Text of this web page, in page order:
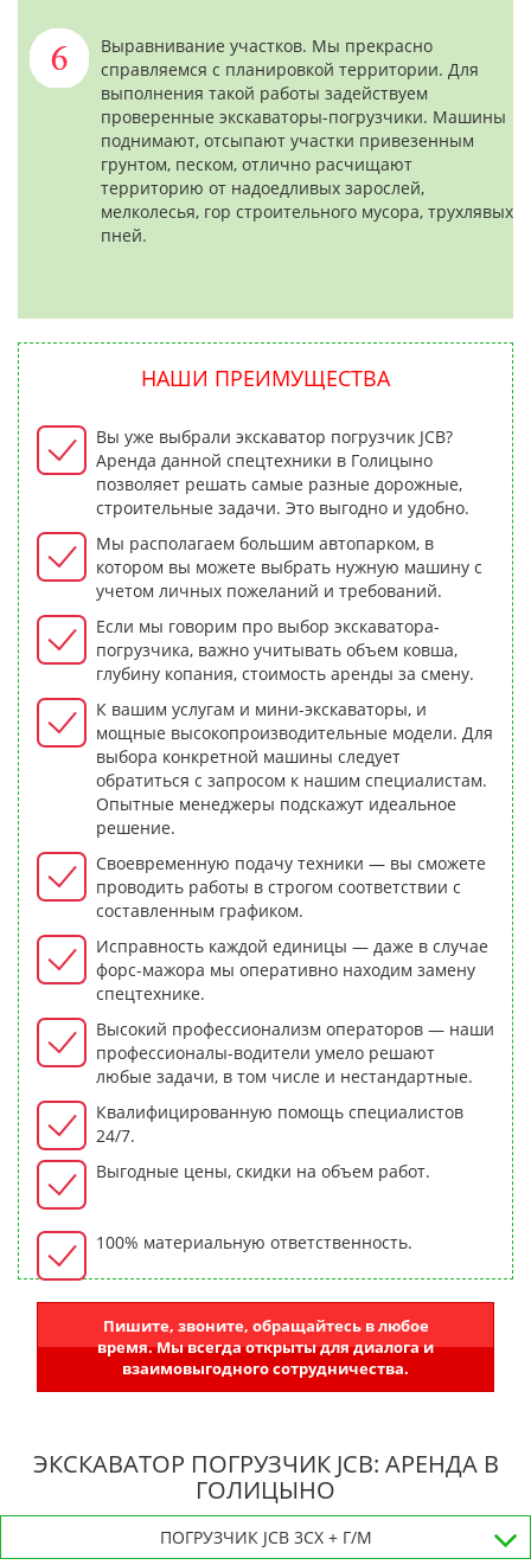
Выравнивание участков. Мы прекрасно
справляемся с планировкой территории. Для
выполнения такой работы задействуем
проверенные экскаваторы-погрузчики. Машины
поднимают, отсыпают участки привезенным
грунтом, песком, отлично расчищают
территорию от надоедливых зарослей,
мелколесья, гор строительного мусора, трухлявых
пней.
НАШИ ПРЕИМУЩЕСТВА
Вы уже выбрали экскаватор погрузчик JCB?
Аренда данной спецтехники в Голицыно
позволяет решать самые разные дорожные,
строительные задачи. Это выгодно и удобно.
Мы располагаем большим автопарком, в
котором вы можете выбрать нужную машину с
учетом личных пожеланий и требований.
Если мы говорим про выбор экскаватора-
погрузчика, важно учитывать объем ковша,
глубину копания, стоимость аренды за смену.
К вашим услугам и мини-экскаваторы, и
мощные высокопроизводительные модели. Для
выбора конкретной машины следует
обратиться с запросом к нашим специалистам.
Опытные менеджеры подскажут идеальное
решение.
Своевременную подачу техники — вы сможете
проводить работы в строгом соответствии с
составленным графиком.
Исправность каждой единицы — даже в случае
форс-мажора мы оперативно находим замену
спецтехнике.
Высокий профессионализм операторов — наши
профессионалы-водители умело решают
любые задачи, в том числе и нестандартные.
Квалифицированную помощь специалистов
24/7.
Выгодные цены, скидки на объем работ.
100% материальную ответственность.
Пишите, звоните, обращайтесь в любое
время. Мы всегда открыты для диалога и
взаимовыгодного сотрудничества.
ЭКСКАВАТОР ПОГРУЗЧИК JCB: АРЕНДА В
ГОЛИЦЫНО
ПОГРУЗЧИК JCB 3CX + Г/М